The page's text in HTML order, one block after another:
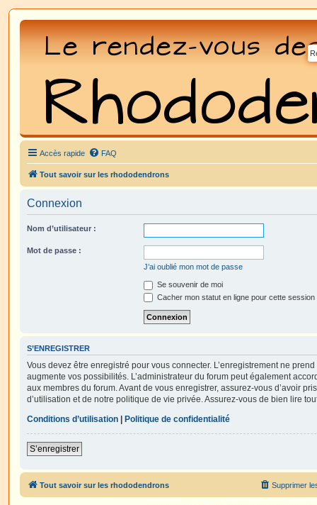
Accès rapide FAQ
Tout savoir sur les rhododendrons
Connexion
Nom d’utilisateur :
Mot de passe :
J’ai oublié mon mot de passe
Se souvenir de moi
Cacher mon statut en ligne pour cette session
S’ENREGISTRER
Vous devez être enregistré pour vous connecter. L’enregistrement ne
augmente vos possibilités. L’administrateur du forum peut également
aux membres du forum. Avant de vous enregistrer, assurez-vous d’avoir
d’utilisation et de notre politique de vie privée. Assurez-vous de bien lire
Conditions d’utilisation | Politique de confidentialité
S’enregistrer
Tout savoir sur les rhododendrons Supprimer